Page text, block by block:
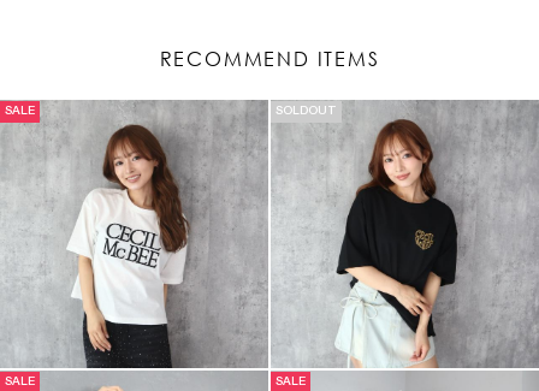
RECOMMEND ITEMS
SALE SOLDOUT
SALE SALE